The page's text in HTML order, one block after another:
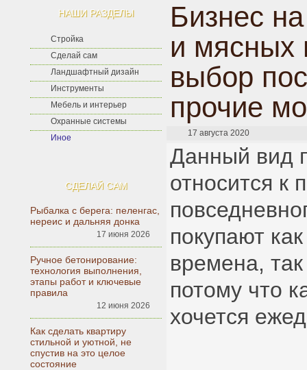
НАШИ РАЗДЕЛЫ
Стройка
Сделай сам
Ландшафтный дизайн
Инструменты
Мебель и интерьер
Охранные системы
Иное
СДЕЛАЙ САМ
Рыбалка с берега: пеленгас,
нереис и дальняя донка
17 июня 2026
Ручное бетонирование:
технология выполнения,
этапы работ и ключевые
правила
12 июня 2026
Как сделать квартиру
стильной и уютной, не
спустив на это целое
состояние
Бизнес
и мясных
выбор
прочие
17 августа 2020
Данный вид
относится к
покупают
времена,
потому что
хочется